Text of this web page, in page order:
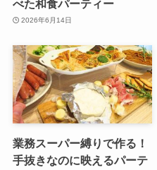
べた和食パーティー
2026年6月14日
業務スーパー縛りで作る！
手抜きなのに映えるパーテ